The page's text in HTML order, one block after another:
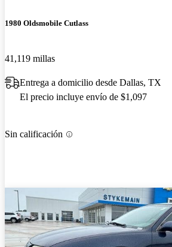
1980 Oldsmobile Cutlass
41,119 millas
Entrega a domicilio desde Dallas, TX
El precio incluye envío de $1,097
Sin calificación